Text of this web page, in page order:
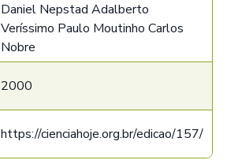
Daniel Nepstad Adalberto
Veríssimo Paulo Moutinho Carlos
Nobre
2000
https://cienciahoje.org.br/edicao/157/